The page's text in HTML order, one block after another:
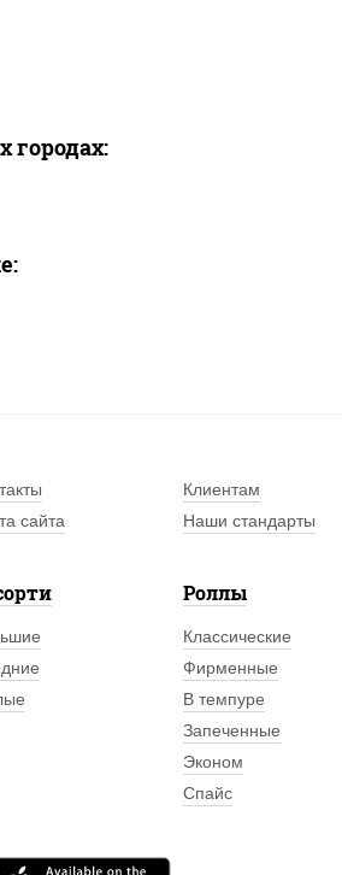
городах:
Клиентам
сайта Наши стандарты
Роллы
Классические
Фирменные
В темпуре
Запеченные
Эконом
Спайс